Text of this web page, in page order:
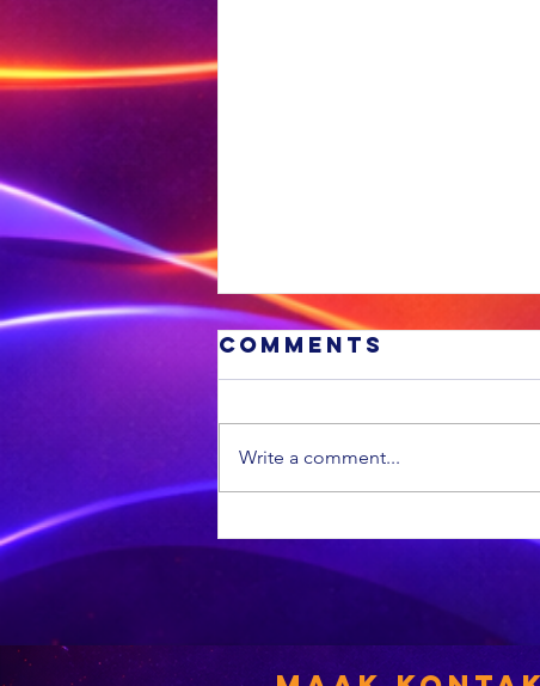
'n Suid-
Afrikaanse
dokter maak
geskiedenis
Comments
Write a comment...